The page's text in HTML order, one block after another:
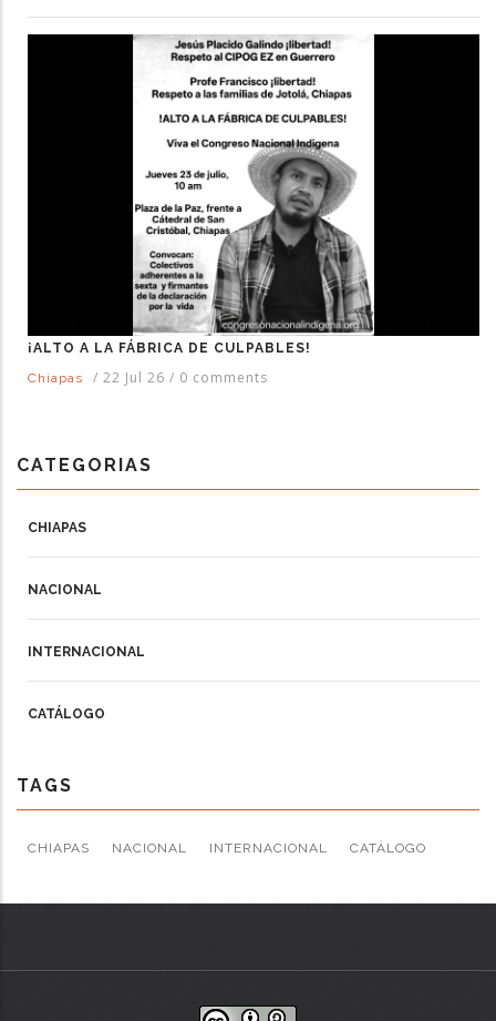
¡ALTO A LA FÁBRICA DE CULPABLES!
Chiapas
/ 22 Jul 26 / 0 comments
CATEGORIAS
CHIAPAS
NACIONAL
INTERNACIONAL
CATÁLOGO
TAGS
CHIAPAS NACIONAL INTERNACIONAL CATÁLOGO